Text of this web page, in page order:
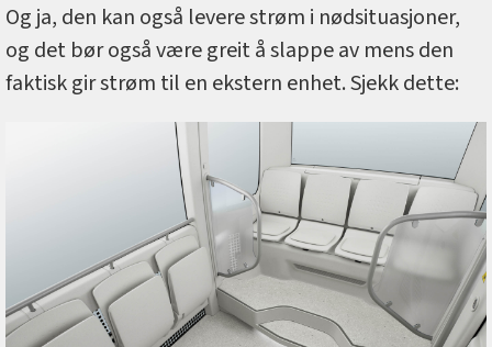
Og ja, den kan også levere strøm i nødsituasjoner,
og det bør også være greit å slappe av mens den
faktisk gir strøm til en ekstern enhet. Sjekk dette: